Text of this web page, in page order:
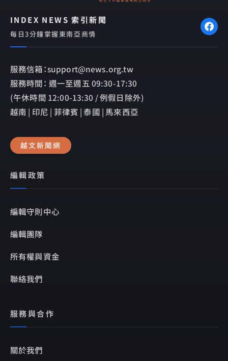
INDEX NEWS 索引新聞
每日3分鐘掌握東南亞商情
服務信箱：support@news.org.tw
服務時間： 週一至週五 09:30-17:30
(午休時間 12:00-13:30 / 例假日除外)
越南 | 印尼 | 菲律賓 | 泰國 | 馬來西亞
越文新聞網
編輯政策
編輯守則中心
編輯團隊
所有權與資金
聯絡我們
服務與合作
關於我們